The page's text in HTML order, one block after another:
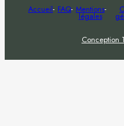
Accueil FAQ Mentions
légales
Conception